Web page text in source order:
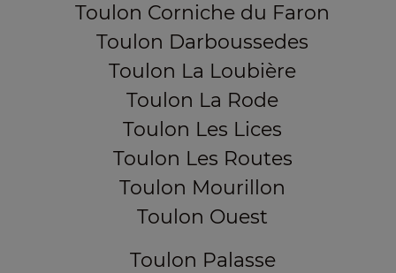
Toulon Corniche du Faron
Toulon Darboussedes
Toulon La Loubière
Toulon La Rode
Toulon Les Lices
Toulon Les Routes
Toulon Mourillon
Toulon Ouest
Toulon Palasse